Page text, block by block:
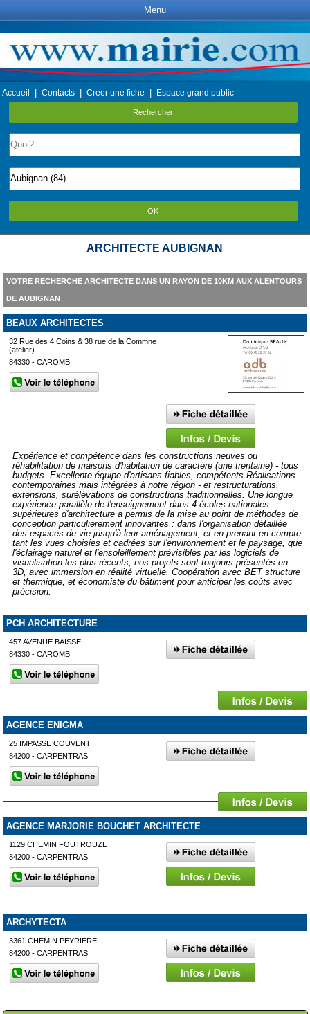
Menu
Accueil Contacts Créer une fiche Espace grand public
Rechercher
OK
ARCHITECTE AUBIGNAN
VOTRE RECHERCHE ARCHITECTE DANS UN RAYON DE 10KM AUX ALENTOURS
DE AUBIGNAN
BEAUX ARCHITECTES
32 Rue des 4 Coins & 38 rue de la Commne
(atelier)
84330 - CAROMB
Expérience et compétence dans les constructions neuves ou
réhabilitation de maisons d'habitation de caractère (une trentaine) - tous
budgets. Excellente équipe d'artisans fiables, compétents.Réalisations
contemporaines mais intégrées à notre région - et restructurations,
extensions, surélévations de constructions traditionnelles. Une longue
expérience parallèle de l'enseignement dans 4 écoles nationales
supérieures d'architecture a permis de la mise au point de méthodes de
conception particulièrement innovantes : dans l'organisation détaillée
des espaces de vie jusqu'à leur aménagement, et en prenant en compte
tant les vues choisies et cadrées sur l'environnement et le paysage, que
l'éclairage naturel et l'ensoleillement prévisibles par les logiciels de
visualisation les plus récents, nos projets sont toujours présentés en
3D, avec immersion en réalité virtuelle. Coopération avec BET structure
et thermique, et économiste du bâtiment pour anticiper les coûts avec
précision.
PCH ARCHITECTURE
457 AVENUE BAISSE
84330 - CAROMB
AGENCE ENIGMA
25 IMPASSE COUVENT
84200 - CARPENTRAS
AGENCE MARJORIE BOUCHET ARCHITECTE
1129 CHEMIN FOUTROUZE
84200 - CARPENTRAS
ARCHYTECTA
3361 CHEMIN PEYRIERE
84200 - CARPENTRAS